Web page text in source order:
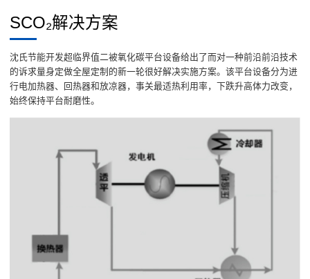
SCO₂解决方案
沈氏节能开发超临界值二被氧化碳平台设备给出了而对一种前沿前沿技术
的诉求量身定做全屋定制的新一轮很好解决实施方案。该平台设备分为进
行电加热器、回热器和放凉器，事关最适热利用率，下跌升高体力改变，
始终保持平台耐磨性。